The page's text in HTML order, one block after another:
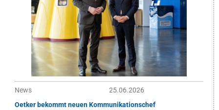
News
25.06.2026
Oetker bekommt neuen Kommunikationschef